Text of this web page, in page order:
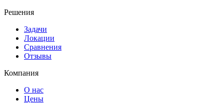
Решения
Задачи
Локации
Сравнения
Отзывы
Компания
О нас
Цены